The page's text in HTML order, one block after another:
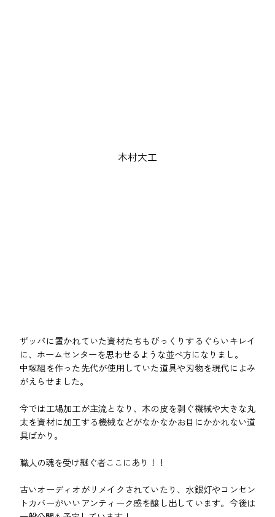
木村大工
ザッパに置かれていた資材たちもびっくりするぐらいキレイ
に、ホームセンターを思わせるような並べ方になりまし。
中塚組を作った先代が使用していた道具や刃物を現代によみ
今では工場加工が主流となり、木の皮を剥ぐ機械や大きな丸
太を資材に加工する機械などがなかなかお目にかかれない道
職人の魂を受け継ぐ者ここにあり！！
古いオーディオがリメイクされていたり、水銀灯やコンセン
トカバーがいいアンティーク感を醸し出しています。今後は